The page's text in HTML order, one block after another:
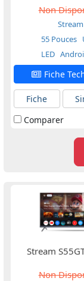
Non
Stream
55 Pouces
LED
Fiche
Fiche
Comparer
Stream
Non